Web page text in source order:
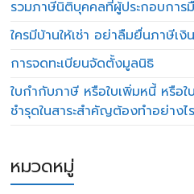
รวมภาษีนิติบุคคลที่ผู้ประกอบการ
ใครมีบ้านให้เช่า อย่าลืมยื่นภาษีเ
การจดทะเบียนจัดตั้งมูลนิธิ
ใบกำกับภาษี หรือใบเพิ่มหนี้ หรือ
ชำรุดในสาระสำคัญต้องทำอย่างไร
หมวดหมู่